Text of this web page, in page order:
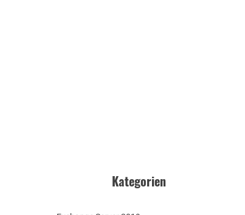
Kategorien